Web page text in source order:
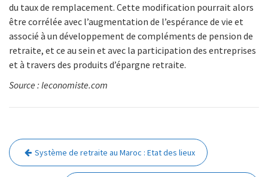
du taux de remplacement. Cette modification pourrait alors
être corrélée avec l’augmentation de l’espérance de vie et
associé à un développement de compléments de pension de
retraite, et ce au sein et avec la participation des entreprises
et à travers des produits d’épargne retraite.
Source : leconomiste.com
Navigation
de
Système de retraite au Maroc : Etat des lieux